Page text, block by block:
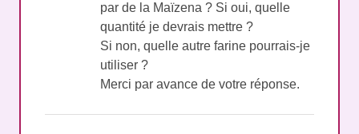
par de la Maïzena ? Si oui, quelle
quantité je devrais mettre ?
Si non, quelle autre farine pourrais-je
utiliser ?
Merci par avance de votre réponse.